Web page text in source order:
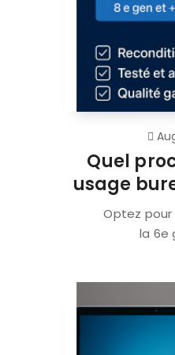
Quel
usage
Optez pour
la 6e